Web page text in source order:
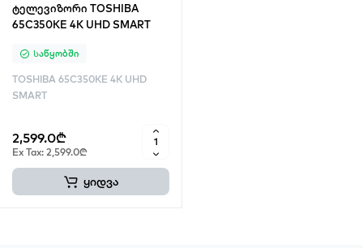
ტელევიზორი TOSHIBA
65C350KE 4K UHD SMART
Საწყობში
TOSHIBA 65C350KE 4K UHD
SMART
2,599.0₾
Ex Tax: 2,599.0₾
ყიდვა